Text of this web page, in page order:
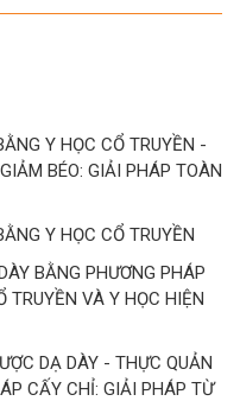
Y HỌC CỔ TRUYỀN -
BÉO: GIẢI PHÁP TOÀN
Y HỌC CỔ TRUYỀN
BẰNG PHƯƠNG PHÁP
TRUYỀN VÀ Y HỌC HIỆN
DẠ DÀY - THỰC QUẢN
CẤY CHỈ: GIẢI PHÁP TỪ